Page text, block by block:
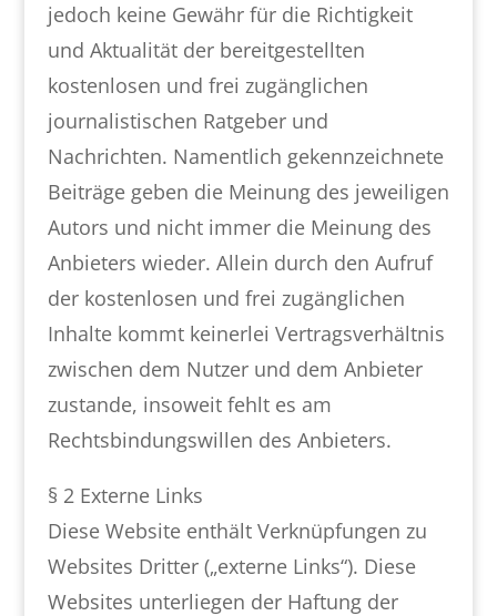
jedoch keine Gewähr für die Richtigkeit
und Aktualität der bereitgestellten
kostenlosen und frei zugänglichen
journalistischen Ratgeber und
Nachrichten. Namentlich gekennzeichnete
Beiträge geben die Meinung des jeweiligen
Autors und nicht immer die Meinung des
Anbieters wieder. Allein durch den Aufruf
der kostenlosen und frei zugänglichen
Inhalte kommt keinerlei Vertragsverhältnis
zwischen dem Nutzer und dem Anbieter
zustande, insoweit fehlt es am
Rechtsbindungswillen des Anbieters.
§ 2 Externe Links
Diese Website enthält Verknüpfungen zu
Websites Dritter („externe Links“). Diese
Websites unterliegen der Haftung der